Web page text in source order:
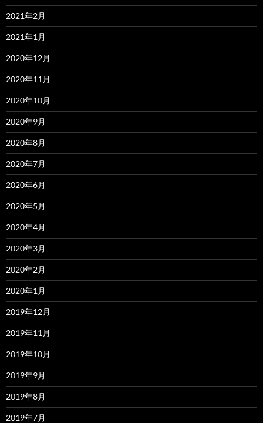
2021年2月
2021年1月
2020年12月
2020年11月
2020年10月
2020年9月
2020年8月
2020年7月
2020年6月
2020年5月
2020年4月
2020年3月
2020年2月
2020年1月
2019年12月
2019年11月
2019年10月
2019年9月
2019年8月
2019年7月